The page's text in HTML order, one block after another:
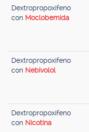
Dextropropoxifeno
con Moclobemida
Dextropropoxifeno
con Nebivolol
Dextropropoxifeno
con Nicotina